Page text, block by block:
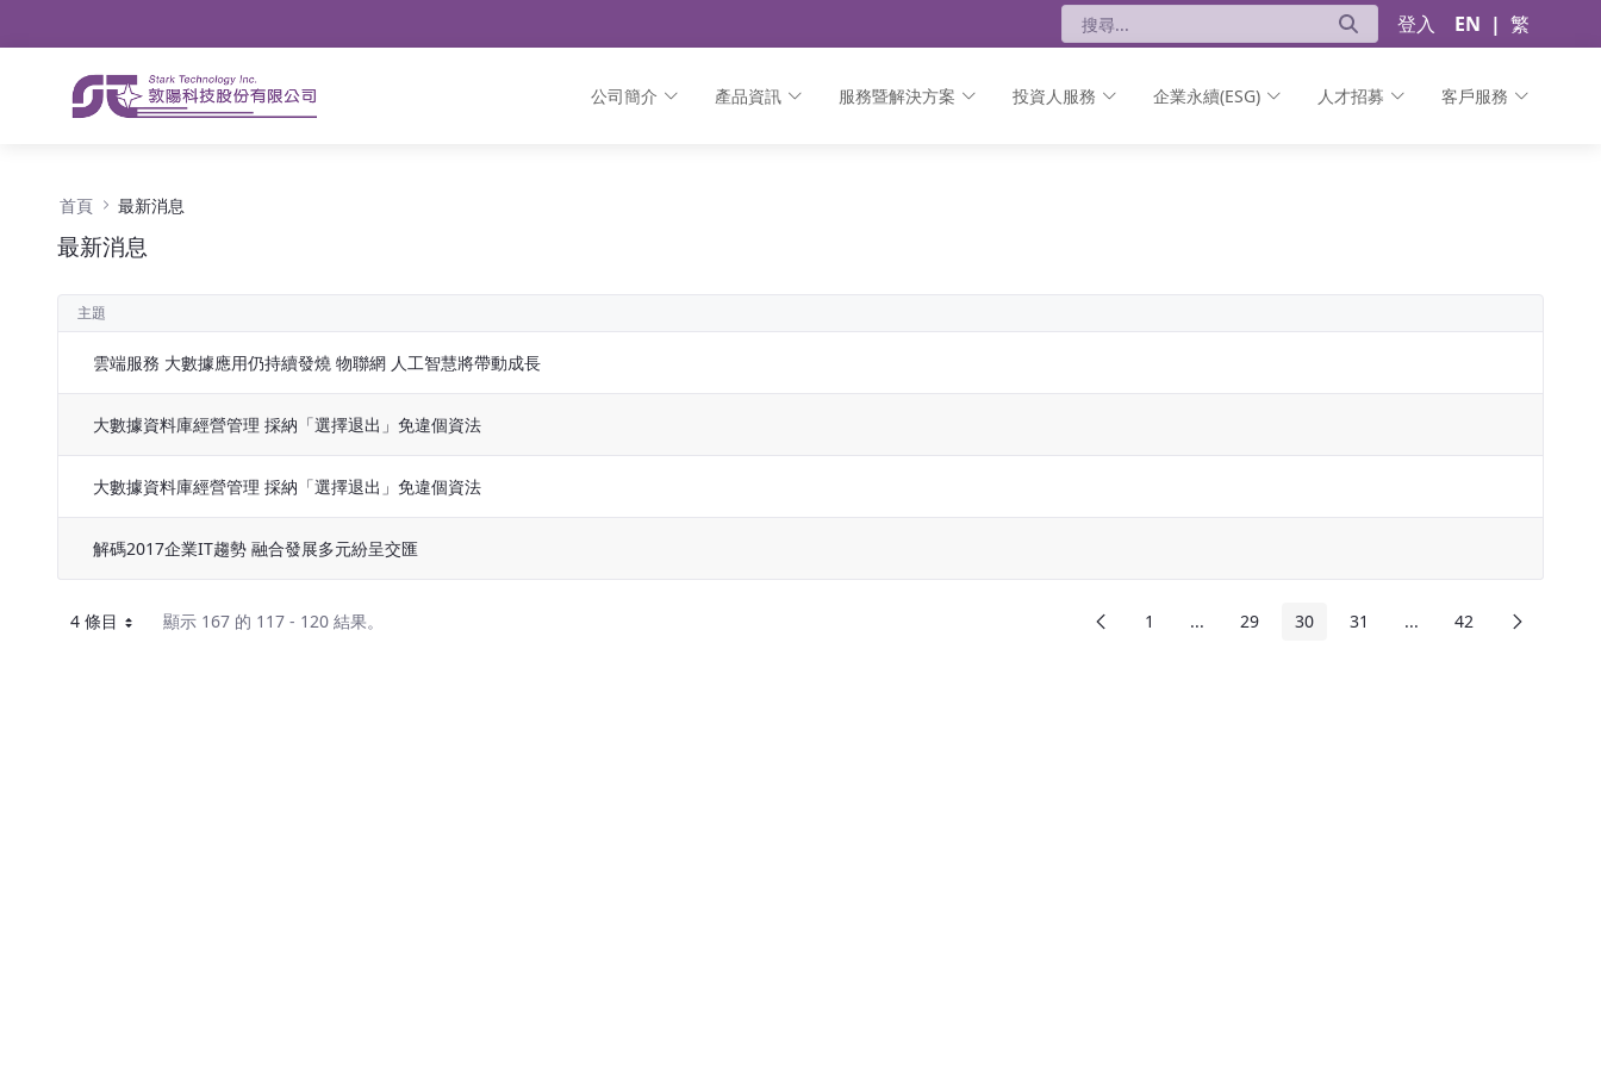
登入 EN | 繁
公司簡介 產品資訊 服務暨解決方案 投資人服務 企業永續(ESG) 人才招募 客戶服務
首頁 最新消息
最新消息
主題
雲端服務 大數據應用仍持續發燒 物聯網 人工智慧將帶動成長
大數據資料庫經營管理 採納「選擇退出」免違個資法
大數據資料庫經營管理 採納「選擇退出」免違個資法
解碼2017企業IT趨勢 融合發展多元紛呈交匯
4 條目每頁 顯示 167 的 117 - 120 結果。 前頁 頁面
1 ...中間頁面頁面
29 頁面
30 頁面
31 ...中間頁面頁面
42 下頁